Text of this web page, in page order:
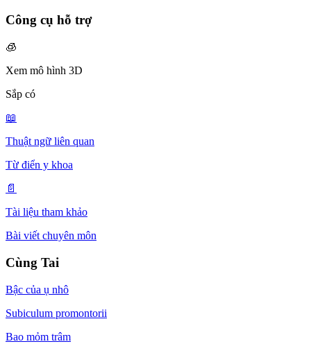
Công cụ hỗ trợ
🧊
Xem mô hình 3D
Sắp có
📖
Thuật ngữ liên quan
Từ điển y khoa
📄
Tài liệu tham khảo
Bài viết chuyên môn
Cùng Tai
Bậc của ụ nhô
Subiculum promontorii
Bao mỏm trâm